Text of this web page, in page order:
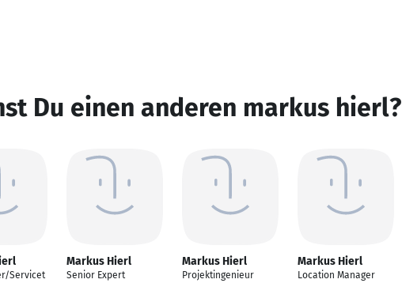
Du einen anderen markus hierl?
Servicet
Markus Hierl
Senior Expert
Markus Hierl
Projektingenieur
Markus Hierl
Location Manager